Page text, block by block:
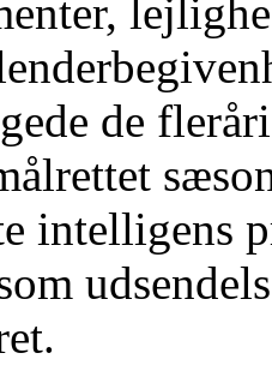
de
intelligens